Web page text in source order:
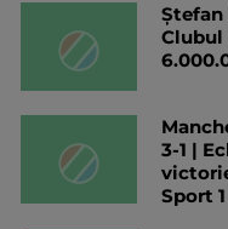
Clubul
3-1 |
Sport 1